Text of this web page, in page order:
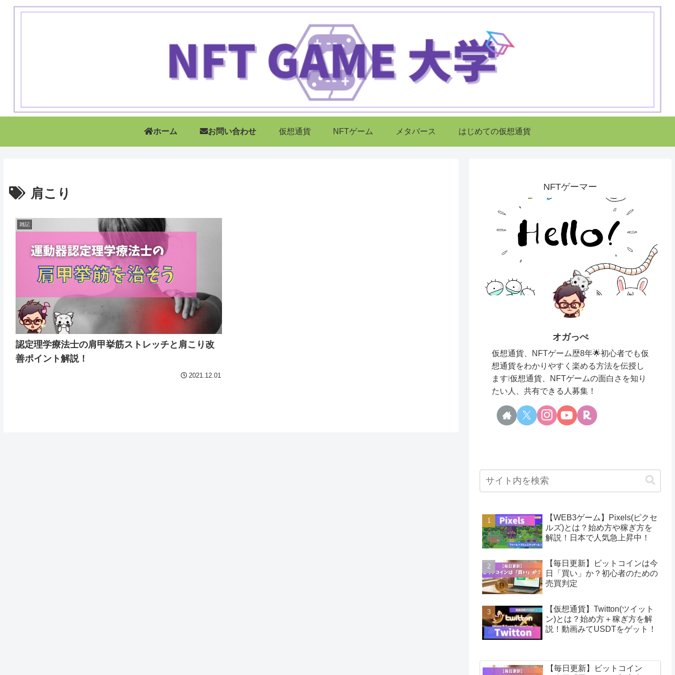
ホーム お問い合わせ 仮想通貨 NFTゲーム メタバース はじめての仮想通貨
肩こり
雑記
認定理学療法士の肩甲挙筋ストレッチと肩こり改
善ポイント解説！
2021.12.01
NFTゲーマー
オガっぺ
仮想通貨、NFTゲーム歴8年🌟初心者でも仮
想通貨をわかりやすく楽める方法を伝授し
ます❕仮想通貨、NFTゲームの面白さを知り
たい人、共有できる人募集！
【WEB3ゲーム】Pixels(ピクセ
ルズ)とは？始め方や稼ぎ方を
解説！日本で人気急上昇中！
【毎日更新】ビットコインは今
日「買い」か？初心者のための
売買判定
【仮想通貨】Twitton(ツイット
ン)とは？始め方＋稼ぎ方を解
説！動画みてUSDTをゲット！
【毎日更新】ビットコイン